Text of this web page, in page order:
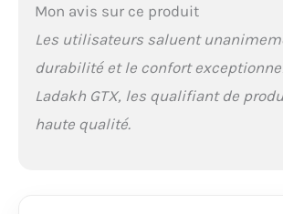
Mon avis sur ce produit
Les utilisateurs saluent
durabilité et le confort
Ladakh GTX, les qualifiant de
haute qualité.